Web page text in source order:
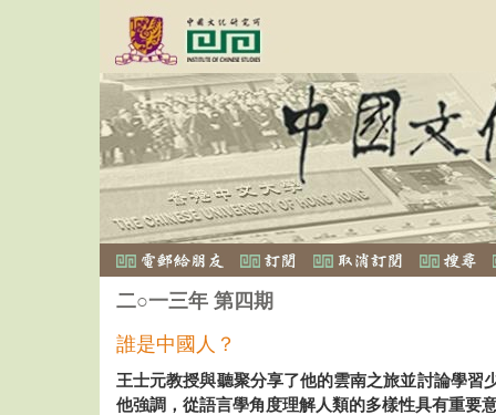
二○一三年 第四期
誰是中國人？
王士元教授與聽聚分享了他的雲南之旅並討論學習
他強調，從語言學角度理解人類的多樣性具有重要